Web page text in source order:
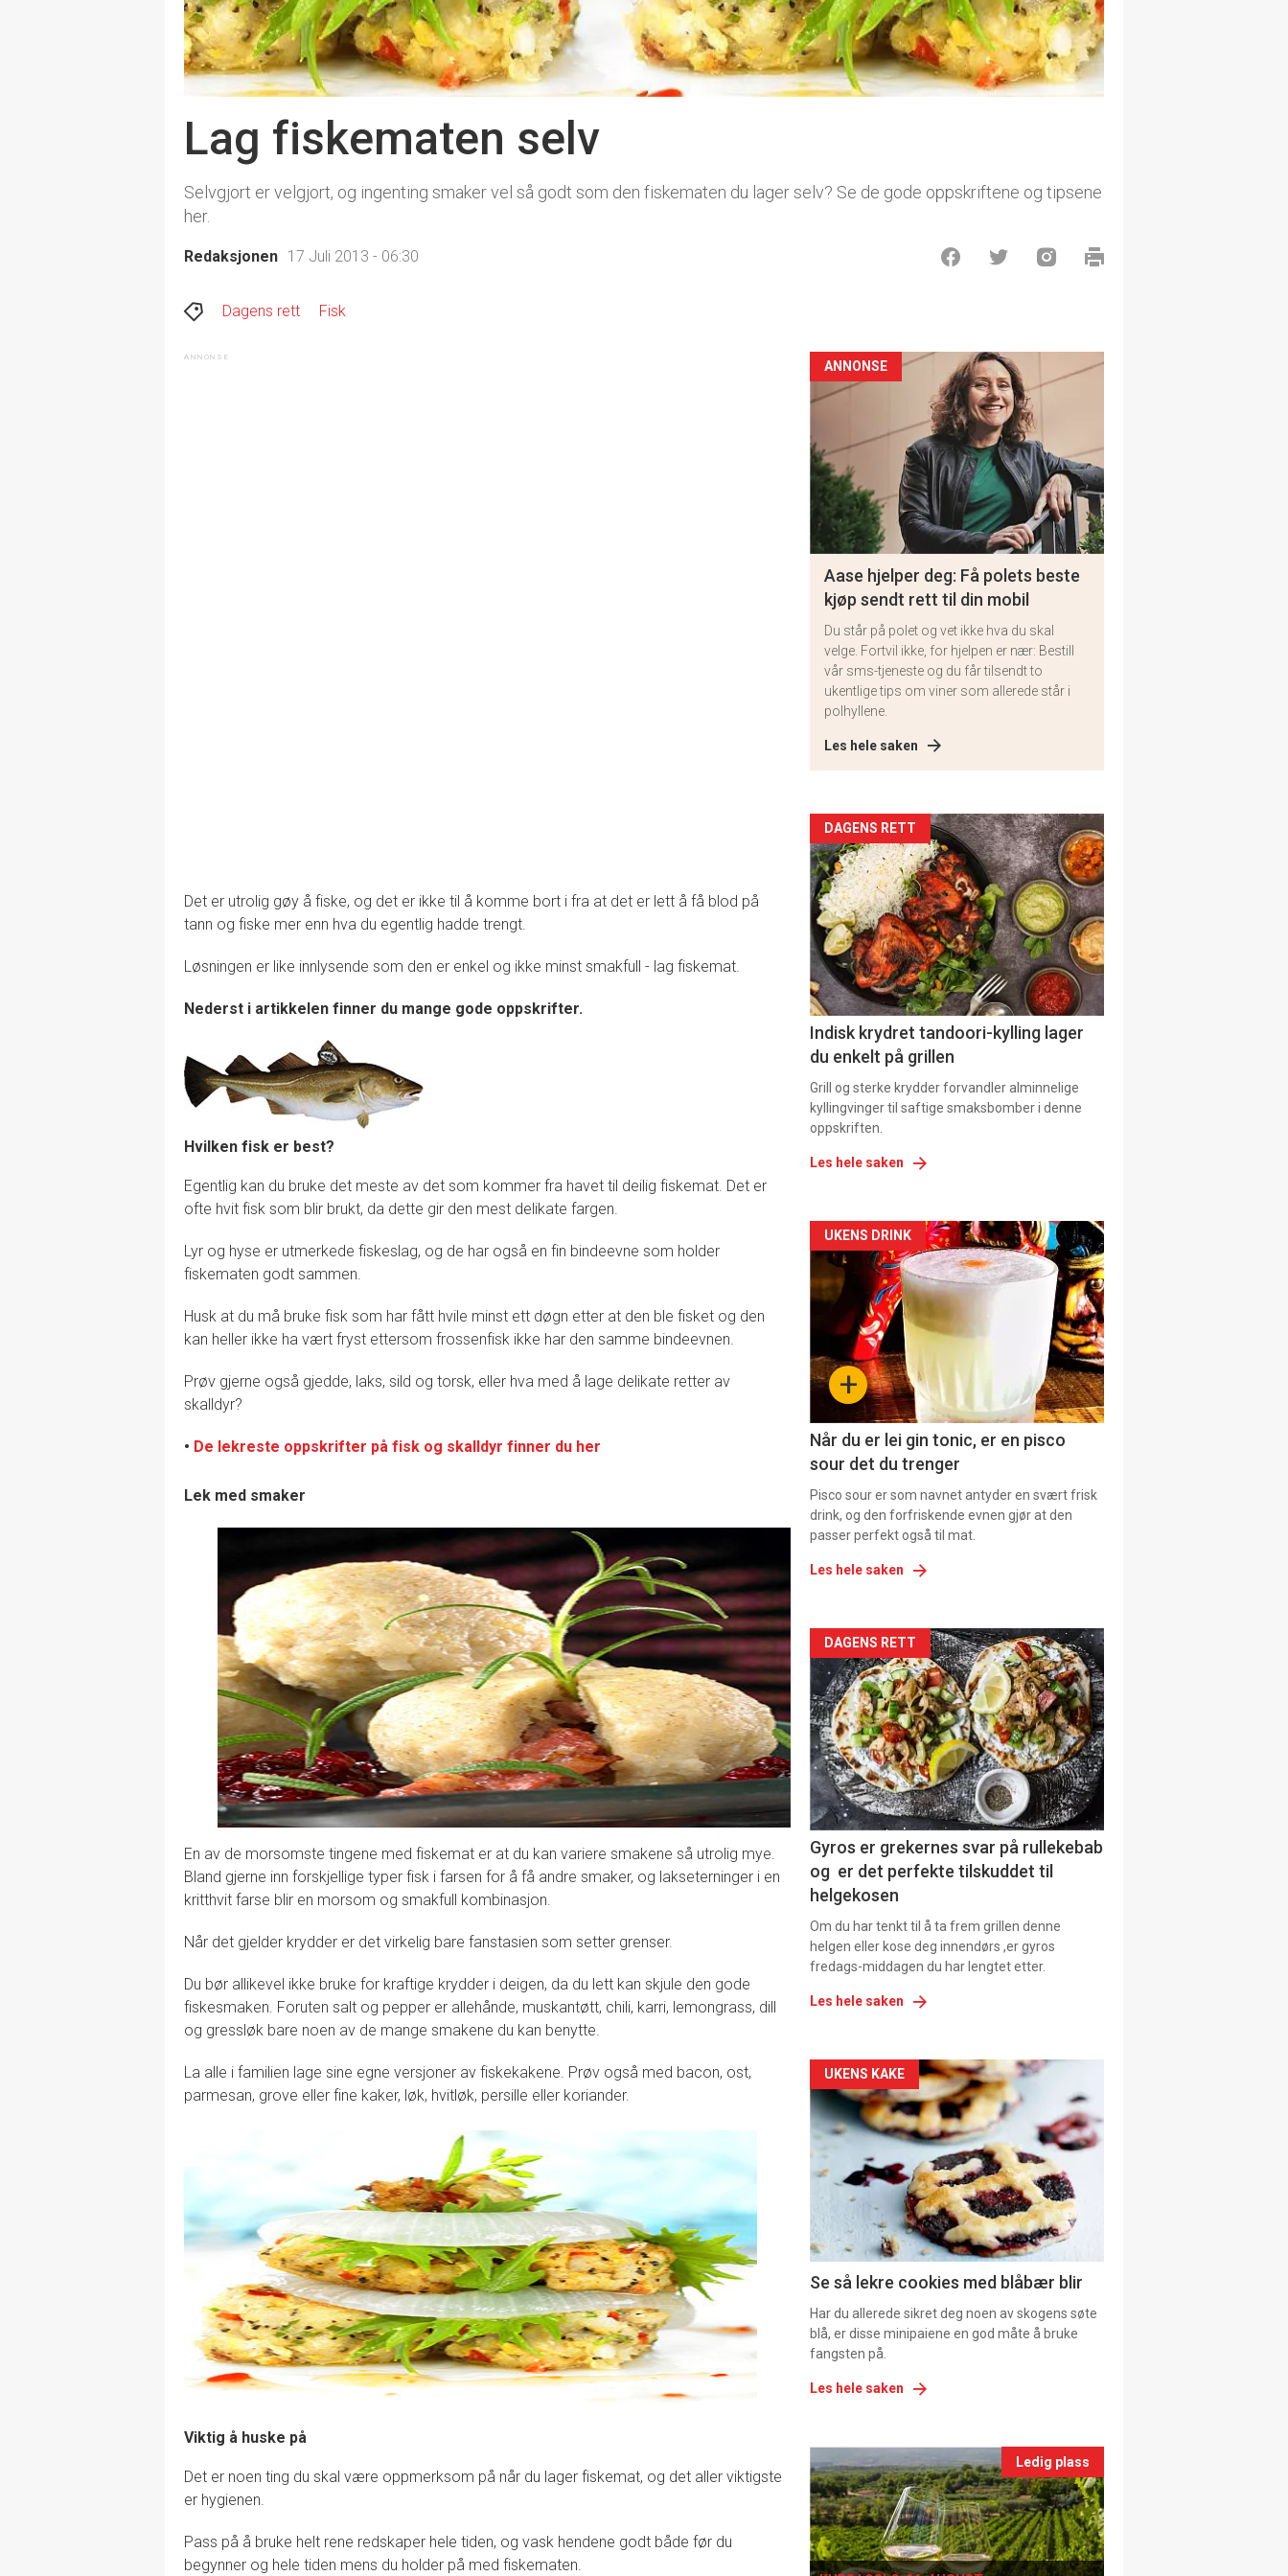
Lag fiskematen selv
Selvgjort er velgjort, og ingenting smaker vel så godt som den fiskematen du lager selv? Se de gode oppskriftene og tipsene
her.
Redaksjonen 17 Juli 2013 - 06:30
Dagens rett Fisk
Det er utrolig gøy å fiske, og det er ikke til å komme bort i fra at det er lett å få blod på
tann og fiske mer enn hva du egentlig hadde trengt.
Løsningen er like innlysende som den er enkel og ikke minst smakfull - lag fiskemat.
Nederst i artikkelen finner du mange gode oppskrifter.
Hvilken fisk er best?
Egentlig kan du bruke det meste av det som kommer fra havet til deilig fiskemat. Det er
ofte hvit fisk som blir brukt, da dette gir den mest delikate fargen.
Lyr og hyse er utmerkede fiskeslag, og de har også en fin bindeevne som holder
fiskematen godt sammen.
Husk at du må bruke fisk som har fått hvile minst ett døgn etter at den ble fisket og den
kan heller ikke ha vært fryst ettersom frossenfisk ikke har den samme bindeevnen.
Prøv gjerne også gjedde, laks, sild og torsk, eller hva med å lage delikate retter av
skalldyr?
• De lekreste oppskrifter på fisk og skalldyr finner du her
Lek med smaker
En av de morsomste tingene med fiskemat er at du kan variere smakene så utrolig mye.
Bland gjerne inn forskjellige typer fisk i farsen for å få andre smaker, og lakseterninger i en
kritthvit farse blir en morsom og smakfull kombinasjon.
Når det gjelder krydder er det virkelig bare fanstasien som setter grenser.
Du bør allikevel ikke bruke for kraftige krydder i deigen, da du lett kan skjule den gode
fiskesmaken. Foruten salt og pepper er allehånde, muskantøtt, chili, karri, lemongrass, dill
og gressløk bare noen av de mange smakene du kan benytte.
La alle i familien lage sine egne versjoner av fiskekakene. Prøv også med bacon, ost,
parmesan, grove eller fine kaker, løk, hvitløk, persille eller koriander.
Viktig å huske på
Det er noen ting du skal være oppmerksom på når du lager fiskemat, og det aller viktigste
er hygienen.
Pass på å bruke helt rene redskaper hele tiden, og vask hendene godt både før du
begynner og hele tiden mens du holder på med fiskematen.
ANNONSE
Aase hjelper deg: Få polets beste
kjøp sendt rett til din mobil
Du står på polet og vet ikke hva du skal
velge. Fortvil ikke, for hjelpen er nær: Bestill
vår sms-tjeneste og du får tilsendt to
ukentlige tips om viner som allerede står i
polhyllene.
Les hele saken
Artikler
detail
-
section
11
DAGENS RETT
Indisk krydret tandoori-kylling lager
du enkelt på grillen
Grill og sterke krydder forvandler alminnelige
kyllingvinger til saftige smaksbomber i denne
oppskriften.
Les hele saken
Artikler
detail
section
11
Dagens
rett
+
UKENS DRINK
Når du er lei gin tonic, er en pisco
sour det du trenger
Pisco sour er som navnet antyder en svært frisk
drink, og den forfriskende evnen gjør at den
passer perfekt også til mat.
Les hele saken
Artikler
detail
-
section
11
Dagens
rett
2
DAGENS RETT
Gyros er grekernes svar på rullekebab
og er det perfekte tilskuddet til
helgekosen
Om du har tenkt til å ta frem grillen denne
helgen eller kose deg innendørs ,er gyros
fredags-middagen du har lengtet etter.
Les hele saken
Artikler
detail
-
section
11
Ukens
vin
UKENS KAKE
Se så lekre cookies med blåbær blir
Har du allerede sikret deg noen av skogens søte
blå, er disse minipaiene en god måte å bruke
fangsten på.
Les hele saken
Events
single
Ledig plass